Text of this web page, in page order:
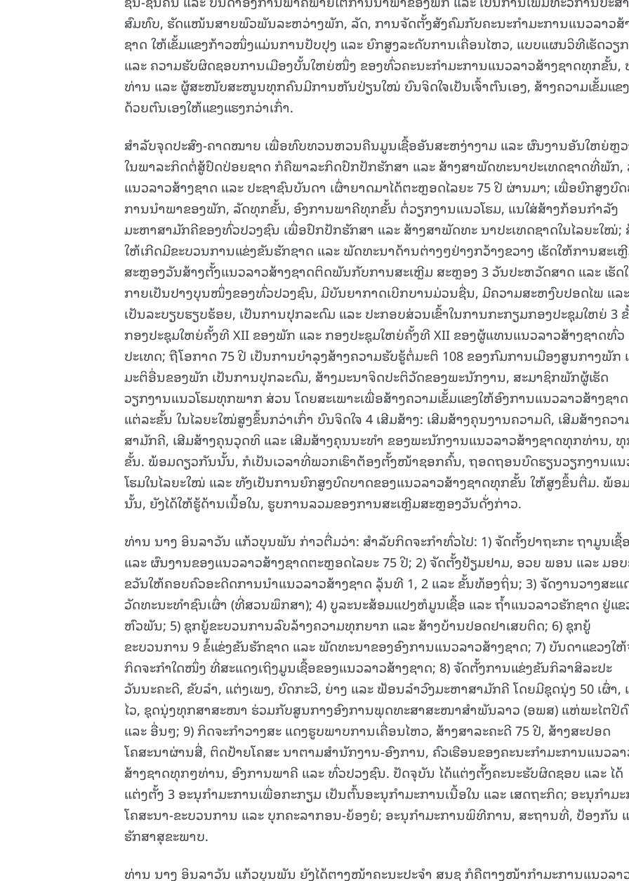
ສົມທົບ, ຮັດແໜ້ນສາຍພົວພັນລະຫວ່າງພັກ, ລັດ, ການຈັດຕັ້ງສັງຄົມກັບຄະນະກຳມະການແນວລາວສ້
ຊາດ ໃຫ້ເຂັ້ມແຂງກ້າວໜຶ່ງແມ່ນການປັບປຸງ ແລະ ຍົກສູງລະດັບການເຄື່ອນໄຫວ, ແບບແຜນວິທີເຮັດວຽກ
ແລະ ຄວາມຮັບຜິດຊອບການເມືອງບັ້ນໃຫຍ່ໜຶ່ງ ຂອງທົ່ວຄະນະກຳມະການແນວລາວສ້າງຊາດທຸກຂັ້ນ,
ທ່ານ ແລະ ຜູ້ສະໜັບສະໜູນທຸກຄົນມີການຫັນປ່ຽນໃໝ່ ບົນຈິດໃຈເປັນເຈົ້າຕົນເອງ, ສ້າງຄວາມເຂັ້ມແຂງ
ດ້ວຍຕົນເອງໃຫ້ແຂງແຮງກວ່າເກົ່າ.
ສໍາລັບຈຸດປະສົງ-ຄາດໝາຍ ເພື່ອທົບທວນຫວນຄືນມູນເຊື້ອອັນສະຫງ່າງາມ ແລະ ຜົນງານອັນໃຫຍ່ຫຼ
ໃນພາລະກິດຕໍ່ສູ້ປົດປ່ອຍຊາດ ກໍຄືພາລະກິດປົກປັກຮັກສາ ແລະ ສ້າງສາພັດທະນາປະເທດຊາດທີ່ພັກ,
ແນວລາວສ້າງຊາດ ແລະ ປະຊາຊົນບັນດາ ເຜົ່າຍາດມາໄດ້ຕະຫຼອດໄລຍະ 75 ປີ ຜ່ານມາ; ເພື່ອຍົກສູງບົ
ການນໍາພາຂອງພັກ, ລັດທຸກຂັ້ນ, ອົງການພາຄີທຸກຂັ້ນ ຕໍ່ວຽກງານແນວໂຮມ, ແນໃສ່ສ້າງກ້ອນກໍາລັງ
ມະຫາສາມັກຄີຂອງທົ່ວປວງຊົນ ເພື່ອປົກປັກຮັກສາ ແລະ ສ້າງສາພັດທະ ນາປະເທດຊາດໃນໄລຍະໃໝ່;
ໃຫ້ເກີດມີຂະບວນການແຂ່ງຂັນຮັກຊາດ ແລະ ພັດທະນາດ້ານຕ່າງໆຢ່າງກວ້າງຂວາງ ເຮັດໃຫ້ການສະເ
ສະຫຼອງວັນສ້າງຕັ້ງແນວລາວສ້າງຊາດຕິດພັນກັບການສະເຫຼີມ ສະຫຼອງ 3 ວັນປະຫວັດສາດ ແລະ ເຮັດ
ກາຍເປັນປາງບຸນໜຶ່ງຂອງທົ່ວປວງຊົນ, ມີບັນຍາກາດເບີກບານມ່ວນຊື່ນ, ມີຄວາມສະຫງົບປອດໄພ ແລະ
ເປັນລະບຽບຮຽບຮ້ອຍ, ເປັນການປຸກລະດົມ ແລະ ປະກອບສ່ວນເຂົ້າໃນການກະກຽມກອງປະຊຸມໃຫຍ່ 3
ກອງປະຊຸມໃຫຍ່ຄັ້ງທີ XII ຂອງພັກ ແລະ ກອງປະຊຸມໃຫຍ່ຄັ້ງທີ XII ຂອງຜູ້ແທນແນວລາວສ້າງຊາດທົ່ວ
ປະເທດ; ຖືໂອກາດ 75 ປີ ເປັນການບໍາລຸງສ້າງຄວາມຮັບຮູ້ຕໍ່ມະຕິ 108 ຂອງກົມການເມືອງສູນກາງພັກ
ມະຕິອື່ນຂອງພັກ ເປັນການປຸກລະດົມ, ສ້າງມະນາຈິດປະຕິວັດຂອງພະນັກງານ, ສະມາຊິກພັກຜູ້ເຮັດ
ວຽກງານແນວໂຮມທຸກພາກ ສ່ວນ ໂດຍສະເພາະເພື່ອສ້າງຄວາມເຂັ້ມແຂງໃຫ້ອົງການແນວລາວສ້າງຊາດ
ແຕ່ລະຂັ້ນ ໃນໄລຍະໃໝ່ສູງຂຶ້ນກວ່າເກົ່າ ບົນຈິດໃຈ 4 ເສີມສ້າງ: ເສີມສ້າງຄຸນງານຄວາມດີ, ເສີມສ້າງຄວາ
ສາມັກຄີ, ເສີມສ້າງຄຸນວຸດທິ ແລະ ເສີມສ້າງຄຸນນະທໍາ ຂອງພະນັກງານແນວລາວສ້າງຊາດທຸກທ່ານ,
ຂັ້ນ. ພ້ອມດຽວກັນນັ້ນ, ກໍເປັນເວລາທີ່ພວກເຮົາຕ້ອງຕັ້ງໜ້າຊອກຄົ້ນ, ຖອດຖອນບົດຮຽນວຽກງານແນ
ໂຮມໃນໄລຍະໃໝ່ ແລະ ທັງເປັນການຍົກສູງບົດບາດຂອງແນວລາວສ້າງຊາດທຸກຂັ້ນ ໃຫ້ສູງຂຶ້ນຕື່ມ. ພ້ອມ
ນັ້ນ, ຍັງໄດ້ໃຫ້ຮູ້ດ້ານເນື້ອໃນ, ຮູບການລວມຂອງການສະເຫຼີມສະຫຼອງວັນດັ່ງກ່າວ.
ທ່ານ ນາງ ອິນລາວັນ ແກ້ວບຸນພັນ ກ່າວຕື່ມວ່າ: ສໍາລັບກິດຈະກໍາທົ່ວໄປ: 1) ຈັດຕັ້ງປາຖະກະ ຖາມູນເຊື້ອ
ແລະ ຜົນງານຂອງແນວລາວສ້າງຊາດຕະຫຼອດໄລຍະ 75 ປີ; 2) ຈັດຕັ້ງຢ້ຽມຢາມ, ອວຍ ພອນ ແລະ ມອ
ຂວັນໃຫ້ຄອບຄົວອະດີດການນຳແນວລາວສ້າງຊາດ ລຸ້ນທີ 1, 2 ແລະ ຂັ້ນທ້ອງຖິ່ນ; 3) ຈັດງານວາງສະແ
ວັດທະນະທຳຊົນເຜົ່າ (ທີ່ສວນພຶກສາ); 4) ບູລະນະສ້ອມແປງຫໍມູນເຊື້ອ ແລະ ຖໍ້າແນວລາວຮັກຊາດ ຢູ່ແຂ
ຫົວພັນ; 5) ຊຸກຍູ້ຂະບວນການລົບລ້າງຄວາມທຸກຍາກ ແລະ ສ້າງບ້ານປອດຢາເສບຕິດ; 6) ຊຸກຍູ້
ຂະບວນການ 9 ຂໍ້ແຂ່ງຂັນຮັກຊາດ ແລະ ພັດທະນາຂອງອົງການແນວລາວສ້າງຊາດ; 7) ບັນດາແຂວງໃ
ກິດຈະກຳໃດໜຶ່ງ ທີ່ສະແດງເຖິງມູນເຊື້ອຂອງແນວລາວສ້າງຊາດ; 8) ຈັດຕັ້ງການແຂ່ງຂັນກິລາສິລະປະ
ວັນນະຄະດີ, ຂັບລຳ, ແຕ່ງເພງ, ບົດກະວີ, ຍ່າງ ແລະ ຟ້ອນລຳວົງມະຫາສາມັກຄີ ໂດຍມີຊຸດນຸ່ງ 50 ເຜົ່າ,
ໄວ, ຊຸດນຸ່ງທຸກສາສະໜາ ຮ່ວມກັບສູນກາງອົງການພຸດທະສາສະໜາສຳພັນລາວ (ອພສ) ແຫ່ພະໄຕປີ
ແລະ ອື່ນໆ; 9) ກິດຈະກຳວາງສະ ແດງຮູບພາບການເຄື່ອນໄຫວ, ສ້າງສາລະຄະດີ 75 ປີ, ສ້າງສະປອດ
ໂຄສະນາຜ່ານສື່, ຕິດປ້າຍໂຄສະ ນາຕາມສຳນັກງານ-ອົງການ, ຄົວເຮືອນຂອງຄະນະກຳມະການແນວລ
ສ້າງຊາດທຸກໆທ່ານ, ອົງການພາຄີ ແລະ ທົ່ວປວງຊົນ. ປັດຈຸບັນ ໄດ້ແຕ່ງຕັ້ງຄະນະຮັບຜິດຊອບ ແລະ ໄດ້
ແຕ່ງຕັ້ງ 3 ອະນຸກໍາມະການເພື່ອກະກຽມ ເປັນຕົ້ນອະນຸກຳມະການເນື້ອໃນ ແລະ ເສດຖະກິດ; ອະນຸກຳມ
ໂຄສະນາ-ຂະບວນການ ແລະ ບຸກຄະລາກອນ-ຍ້ອງຍໍ; ອະນຸກຳມະການພິທີການ, ສະຖານທີ່, ປ້ອງກັນ
ຮັກສາສຸຂະພາບ.
ທ່ານ ນາງ ອິນລາວັນ ແກ້ວບຸນພັນ ຍັງໄດ້ຕາງໜ້າຄະນະປະຈໍາ ສນຊ ກໍຄືຕາງໜ້າກຳມະການແນວລາ